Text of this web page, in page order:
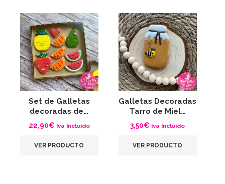
Set de Galletas
decoradas de…
22,90€ Iva Incluido
VER PRODUCTO
Galletas Decoradas
Tarro de Miel…
3,50€ Iva Incluido
VER PRODUCTO